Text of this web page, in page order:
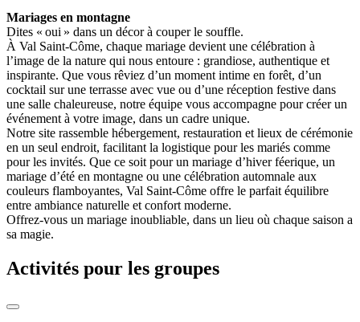
Mariages en montagne
Dites « oui » dans un décor à couper le souffle.
À Val Saint-Côme, chaque mariage devient une célébration à
l’image de la nature qui nous entoure : grandiose, authentique et
inspirante. Que vous rêviez d’un moment intime en forêt, d’un
cocktail sur une terrasse avec vue ou d’une réception festive dans
une salle chaleureuse, notre équipe vous accompagne pour créer un
événement à votre image, dans un cadre unique.
Notre site rassemble hébergement, restauration et lieux de cérémonie
en un seul endroit, facilitant la logistique pour les mariés comme
pour les invités. Que ce soit pour un mariage d’hiver féerique, un
mariage d’été en montagne ou une célébration automnale aux
couleurs flamboyantes, Val Saint-Côme offre le parfait équilibre
entre ambiance naturelle et confort moderne.
Offrez-vous un mariage inoubliable, dans un lieu où chaque saison a
sa magie.
Activités pour les groupes